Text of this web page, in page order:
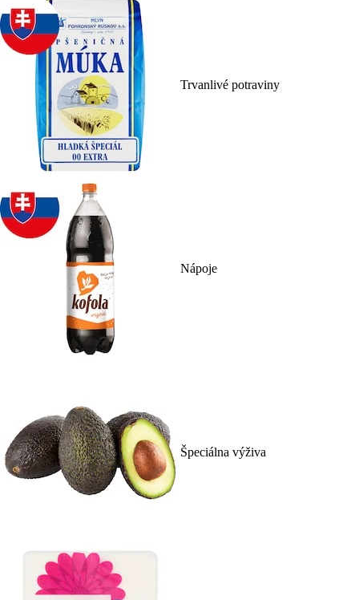
Trvanlivé potraviny
Nápoje
Špeciálna výživa